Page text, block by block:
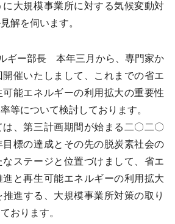
に大規模事業所に対する気候変動対
解を伺います。
ギー部長 本年三月から、専門家か
開催いたしまして、これまでの省エ
能エネルギーの利用拡大の重要性
等について検討しております。
、第三計画期間が始まる二〇二〇
標の達成とその先の脱炭素社会の
ステージと位置づけまして、省エ
と再生可能エネルギーの利用拡大
進する、大規模事業所対策の取り
おります。